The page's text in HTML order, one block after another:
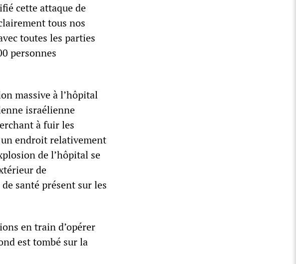
cette attaque de
tous nos
toutes les parties
personnes
massive à l’hôpital
israélienne
à fuir les
un endroit relativement
de l’hôpital se
de
santé présent sur les
en train d’opérer
est tombé sur la